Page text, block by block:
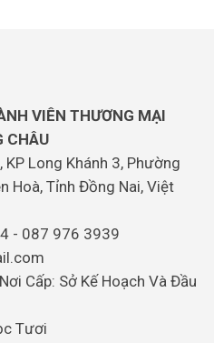
VIÊN THƯƠNG MẠI
CHÂU
KP Long Khánh 3, Phường
Hoà, Tỉnh Đồng Nai, Việt
- 087 976 3939
Cấp: Sở Kế Hoạch Và Đầu
Tươi